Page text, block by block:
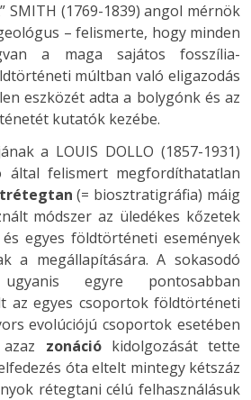
SMITH (1769-1839) angol mérnök
– felismerte, hogy minden
a maga sajátos fosszília-
múltban való eligazodás
eszközét adta a bolygónk és az
kutatók kezébe.
a LOUIS DOLLO (1857-1931)
által felismert megfordíthatatlan
(= biosztratigráfia) máig
módszer az üledékes kőzetek
egyes földtörténeti események
a megállapítására. A sokasodó
egyre pontosabban
az egyes csoportok földtörténeti
evolúciójú csoportok esetében
zonációkidolgozását tette
óta eltelt mintegy kétszáz
rétegtani célú felhasználásuk